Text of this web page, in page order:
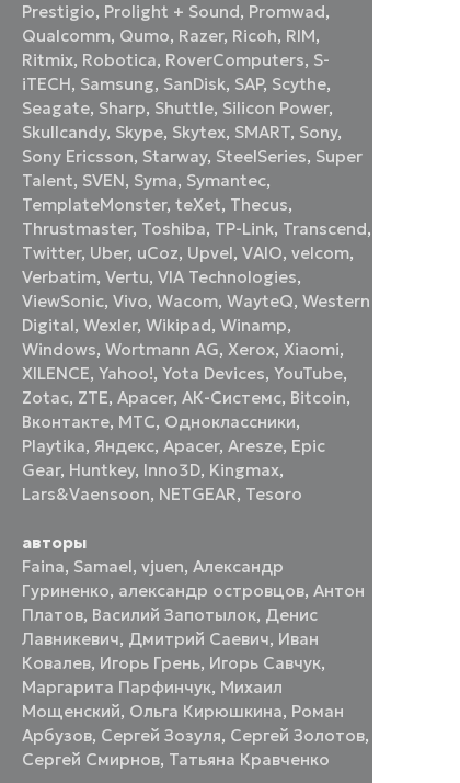
Prestigio, Prolight + Sound, Promwad,
Qualcomm, Qumo, Razer, Ricoh, RIM,
Ritmix, Robotica, RoverComputers, S-
iTECH, Samsung, SanDisk, SAP, Scythe,
Seagate, Sharp, Shuttle, Silicon Power,
Skullcandy, Skype, Skytex, SMART, Sony,
Sony Ericsson, Starway, SteelSeries, Super
Talent, SVEN, Syma, Symantec,
TemplateMonster,teXet, Thecus,
Thrustmaster, Toshiba, TP-Link, Transcend,
Twitter, Uber, uCoz, Upvel,VAIO,velcom,
Verbatim,Vertu,VIA Technologies,
ViewSonic,Vivo,Wacom,WayteQ,Western
Digital,Wexler,Wikipad,Winamp,
Windows,Wortmann AG,Xerox,Xiaomi,
XILENCE,Yahoo!,Yota Devices,YouTube,
Zotac, ZTE,Аpacer,АК-Системс, Вitcoin,
Вконтакте, МТС, Одноклассники,
Playtika, Яндекс,Apacer,Aresze, Epic
Gear, Huntkey, Inno3D, Kingmax,
Lars&Vaensoon, NETGEAR, Tesoro
авторы
Faina, Samael,vjuen,Александр
Гуриненко, александр островцов,Антон
Платов, Василий Запотылок, Денис
Лавникевич, Дмитрий Саевич, Иван
Ковалев, Игорь Грень, Игорь Савчук,
Маргарита Парфинчук, Михаил
Мощенский, Ольга Кирюшкина, Роман
Арбузов, Сергей Зозуля, Сергей Золотов,
Сергей Смирнов, Татьяна Кравченко